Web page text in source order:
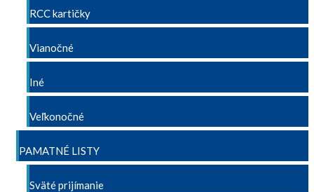
RCC kartičky
Vianočné
Iné
Veľkonočné
PAMATNÉ LISTY
Sväté prijímanie